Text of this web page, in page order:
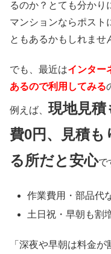
るのか？とても分かり
マンションならポスト
ともあるかもしれませ
でも、最近はインター
あるので利用してみる
例えば、 現地見積
費0円、見積も
る所だと安心で
作業費用・部品代
土日祝・早朝も割
「深夜や早朝は料金